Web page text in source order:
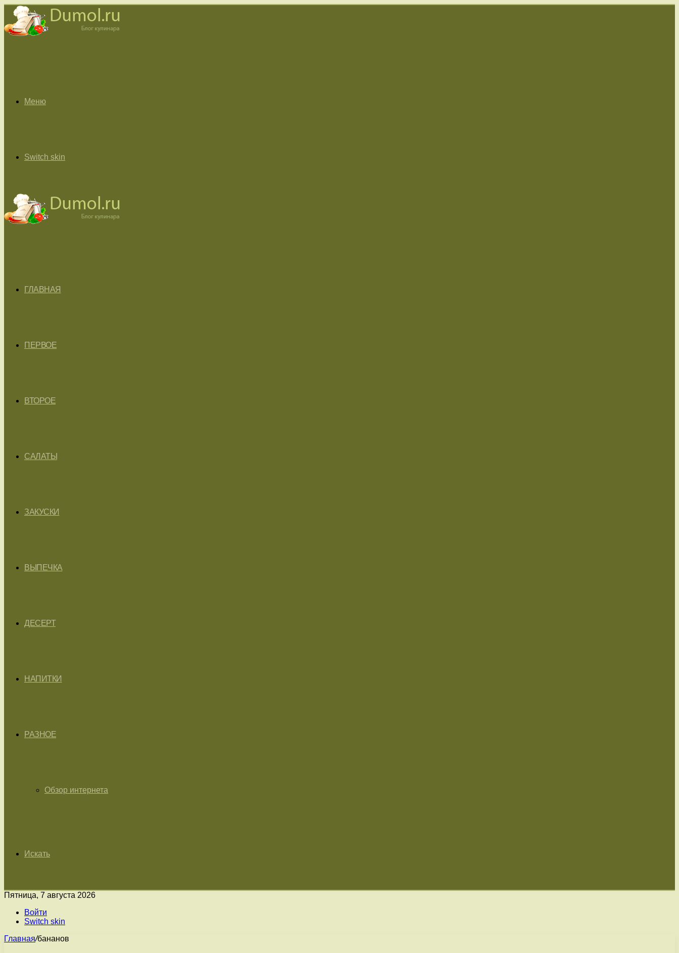
Меню
Switch skin
ГЛАВНАЯ
ПЕРВОЕ
ВТОРОЕ
САЛАТЫ
ЗАКУСКИ
ВЫПЕЧКА
ДЕСЕРТ
НАПИТКИ
РАЗНОЕ
Обзор интернета
Искать
Пятница, 7 августа 2026
Войти
Switch skin
Главная/бананов